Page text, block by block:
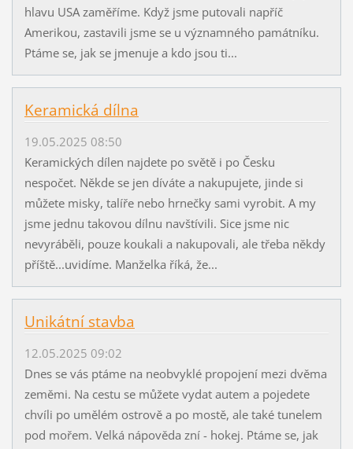
hlavu USA zaměříme. Když jsme putovali napříč
Amerikou, zastavili jsme se u významného památníku.
Ptáme se, jak se jmenuje a kdo jsou ti...
Keramická dílna
19.05.2025 08:50
Keramických dílen najdete po světě i po Česku
nespočet. Někde se jen díváte a nakupujete, jinde si
můžete misky, talíře nebo hrnečky sami vyrobit. A my
jsme jednu takovou dílnu navštívili. Sice jsme nic
nevyráběli, pouze koukali a nakupovali, ale třeba někdy
příště...uvidíme. Manželka říká, že...
Unikátní stavba
12.05.2025 09:02
Dnes se vás ptáme na neobvyklé propojení mezi dvěma
zeměmi. Na cestu se můžete vydat autem a pojedete
chvíli po umělém ostrově a po mostě, ale také tunelem
pod mořem. Velká nápověda zní - hokej. Ptáme se, jak